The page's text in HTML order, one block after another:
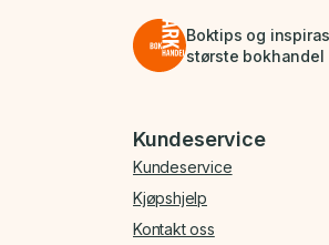
Boktips og
største bokhandel
Bunnmeny
Kundeservice
Kundeservice
Kjøpshjelp
Kontakt oss